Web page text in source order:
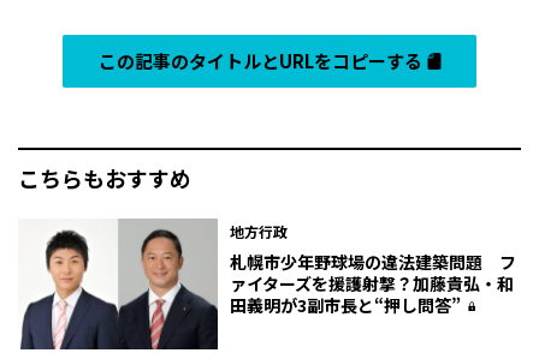
この記事のタイトルとURLをコピーする
こちらもおすすめ
地方行政
札幌市少年野球場の違法建築問題 フ
ァイターズを援護射撃？加藤貴弘・和
田義明が3副市長と“押し問答”